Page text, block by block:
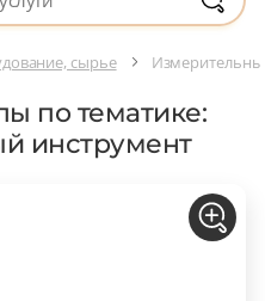
сырье
по тематике:
инструмент